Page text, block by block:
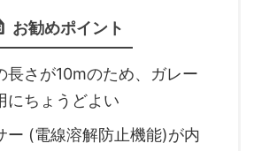
お勧めポイント
長さが10mのため、ガレー
にちょうどよい
ー (電線溶解防止機能)が内